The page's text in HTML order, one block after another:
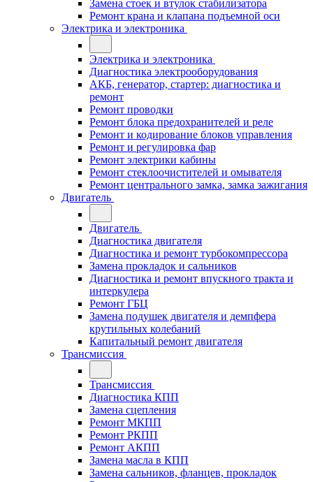
Замена стоек и втулок стабилизатора
Ремонт крана и клапана подъемной оси
Электрика и электроника
Электрика и электроника
Диагностика электрооборудования
АКБ, генератор, стартер: диагностика и
ремонт
Ремонт проводки
Ремонт блока предохранителей и реле
Ремонт и кодирование блоков управления
Ремонт и регулировка фар
Ремонт электрики кабины
Ремонт стеклоочистителей и омывателя
Ремонт центрального замка, замка зажигания
Двигатель
Двигатель
Диагностика двигателя
Диагностика и ремонт турбокомпрессора
Замена прокладок и сальников
Диагностика и ремонт впускного тракта и
интеркулера
Ремонт ГБЦ
Замена подушек двигателя и демпфера
крутильных колебаний
Капитальный ремонт двигателя
Трансмиссия
Трансмиссия
Диагностика КПП
Замена сцепления
Ремонт МКПП
Ремонт РКПП
Ремонт АКПП
Замена масла в КПП
Замена сальников, фланцев, прокладок